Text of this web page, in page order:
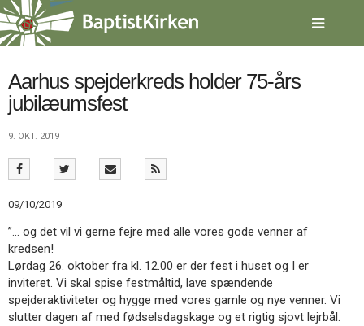
Spring
menu
over
gå
indholdVend
forsiden
Forside
3.0:
Kalender
4.0:
Inspiration
5.0:
Værktøjskassen
6.0:
Mission
7.0:
Om
BaptistKirken
8.0:
Kontakt
Aarhus spejderkreds holder 75-års
jubilæumsfest
9. OKT. 2019
09/10/2019
”… og det vil vi gerne fejre med alle vores gode venner af
kredsen!
Lørdag 26. oktober fra kl. 12.00 er der fest i huset og I er
inviteret. Vi skal spise festmåltid, lave spændende
spejderaktiviteter og hygge med vores gamle og nye venner. Vi
slutter dagen af med fødselsdagskage og et rigtig sjovt lejrbål.